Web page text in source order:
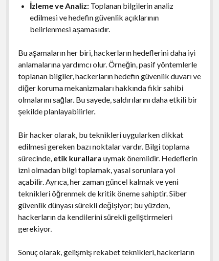
İzleme ve Analiz:Toplanan bilgilerin analiz
edilmesi ve hedefin güvenlik açıklarının
belirlenmesi aşamasıdır.
Bu aşamaların her biri, hackerların hedeflerini daha iyi
anlamalarına yardımcı olur. Örneğin, pasif yöntemlerle
toplanan bilgiler, hackerların hedefin güvenlik duvarı ve
diğer koruma mekanizmaları hakkında fikir sahibi
olmalarını sağlar. Bu sayede, saldırılarını daha etkili bir
şekilde planlayabilirler.
Bir hacker olarak, bu teknikleri uygularken dikkat
edilmesi gereken bazı noktalar vardır. Bilgi toplama
sürecinde, etik kurallara uymak önemlidir. Hedeflerin
izni olmadan bilgi toplamak, yasal sorunlara yol
açabilir. Ayrıca, her zaman güncel kalmak ve yeni
teknikleri öğrenmek de kritik öneme sahiptir. Siber
güvenlik dünyası sürekli değişiyor; bu yüzden,
hackerların da kendilerini sürekli geliştirmeleri
gerekiyor.
Sonuç olarak, gelişmiş rekabet teknikleri, hackerların